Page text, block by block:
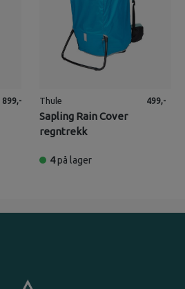
899,- Thule
Sapling Rain Cover
regntrekk
499,-
4på lager